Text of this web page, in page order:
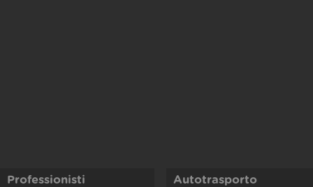
Professionisti Autotrasporto